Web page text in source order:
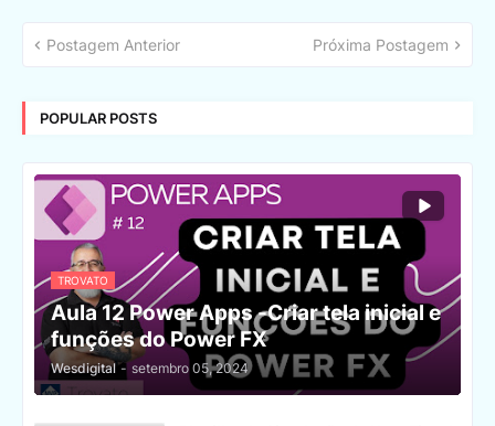
Postagem Anterior Próxima Postagem
POPULAR POSTS
TROVATO
Aula 12 Power Apps -Criar tela inicial e
funções do Power FX
Wesdigital - setembro 05, 2024